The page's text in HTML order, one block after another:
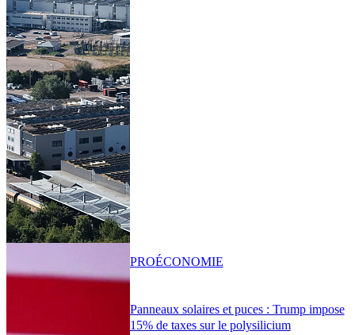
Panneaux solaires et puces : Trump impose
15% de taxes sur le polysilicium
PROÉCONOMIE